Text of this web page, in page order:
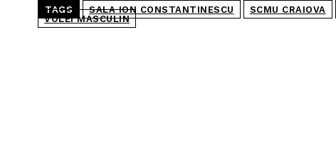
TAGS SALA ION CONSTANTINESCU
SCMU CRAIOVA
VOLEI MASCULIN